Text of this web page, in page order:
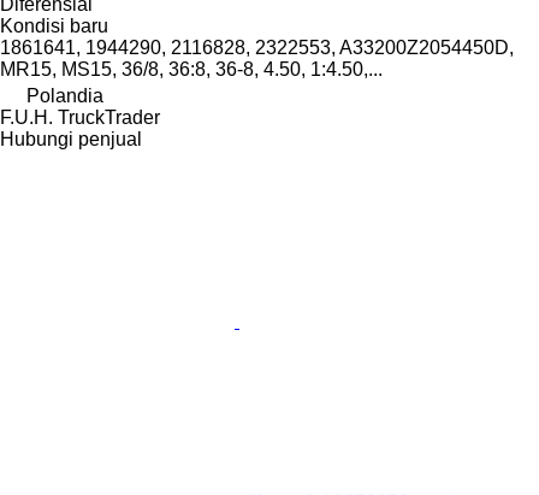
Kondisi baru
1861641, 1944290, 2116828, 2322553, A33200Z2054450D,
MR15, MS15, 36/8, 36:8, 36-8, 4.50, 1:4.50,...
Polandia
F.U.H. TruckTrader
Hubungi penjual